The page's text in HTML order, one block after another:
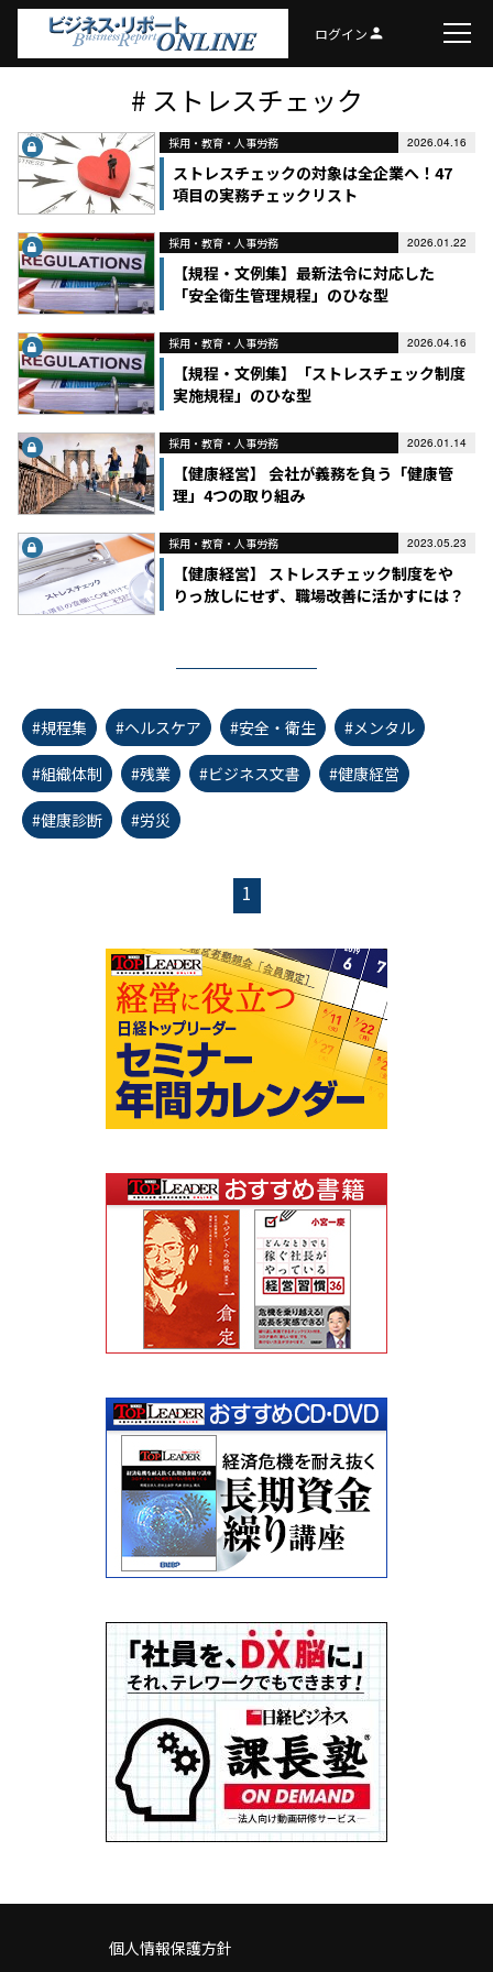
ログインperson
# ストレスチェック
採用・教育・人事労務 2026.04.16
ストレスチェックの対象は全企業へ！47
項目の実務チェックリスト
採用・教育・人事労務 2026.01.22
【規程・文例集】最新法令に対応した
「安全衛生管理規程」のひな型
採用・教育・人事労務 2026.04.16
【規程・文例集】「ストレスチェック制度
実施規程」のひな型
採用・教育・人事労務 2026.01.14
【健康経営】 会社が義務を負う「健康管
理」4つの取り組み
採用・教育・人事労務 2023.05.23
【健康経営】 ストレスチェック制度をや
りっ放しにせず、職場改善に活かすには？
#規程集 #ヘルスケア #安全・衛生 #メンタル
#組織体制 #残業 #ビジネス文書 #健康経営
#健康診断 #労災
1
個人情報保護方針